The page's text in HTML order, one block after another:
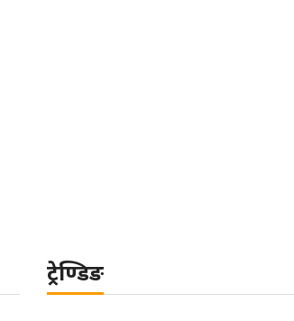
ट्रेण्डिङ